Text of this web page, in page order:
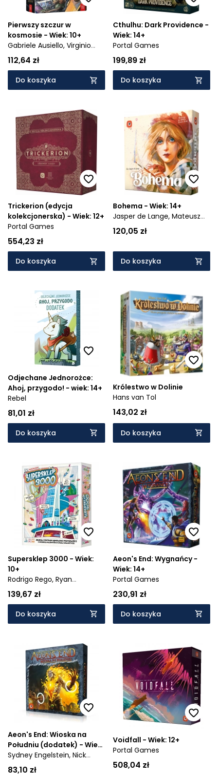
Pierwszy szczur w
kosmosie - Wiek: 10+
Gabriele Ausiello, Virginio
Gigli
112,64 zł
Do koszyka
Cthulhu: Dark Providence -
Wiek: 14+
Portal Games
199,89 zł
Do koszyka
Trickerion (edycja
kolekcjonerska) - Wiek: 12+
Portal Games
554,23 zł
Do koszyka
Bohema - Wiek: 14+
Jasper de Lange, Mateusz
Kopacz,
Hanna Kuik
120,05 zł
Do koszyka
Odjechane Jednorożce:
Ahoj, przygodo! - wiek: 14+
Rebel
81,01 zł
Do koszyka
Królestwo w Dolinie
Hans van Tol
143,02 zł
Do koszyka
Supersklep 3000 - Wiek:
10+
Rodrigo Rego, Ryan
Goldsberry
139,67 zł
Do koszyka
Aeon's End: Wygnańcy -
Wiek: 14+
Portal Games
230,91 zł
Do koszyka
Aeon's End: Wioska na
Południu (dodatek) - Wiek:
14+
Sydney Engelstein, Nick
Little, Kevin Riley
83,10 zł
Voidfall - Wiek: 12+
Portal Games
508,04 zł